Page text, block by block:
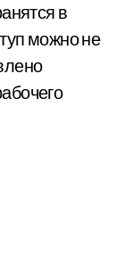
в
можно не